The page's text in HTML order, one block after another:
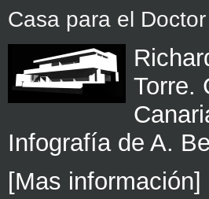
Casa para el
Torre.
Infografía de A.
[Mas información]